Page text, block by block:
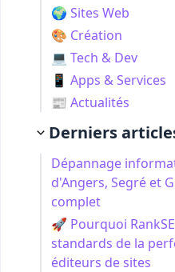
🌍 Sites Web
🎨 Création
💻 Tech & Dev
📱 Apps & Services
📰 Actualités
Derniers
Dépannage
d'Angers, Segré et
complet
🚀 Pourquoi
standards de la
éditeurs de sites